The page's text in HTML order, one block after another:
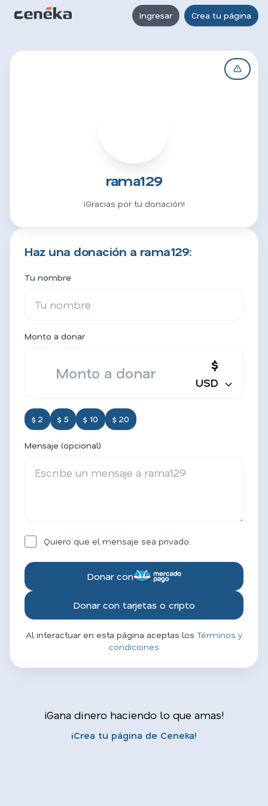
Ingresar Crea tu página
rama129
¡Gracias por tu donación!
Haz una donación a rama129:
Tu nombre
Monto a donar
$
USD
$ 2 $ 5 $ 10 $ 20
Mensaje (opcional)
Quiero que el mensaje sea privado.
Donar con
Donar con tarjetas o cripto
Al interactuar en esta página aceptas los Términos y
condiciones
¡Gana dinero haciendo lo que amas!
¡Crea tu página de Ceneka!